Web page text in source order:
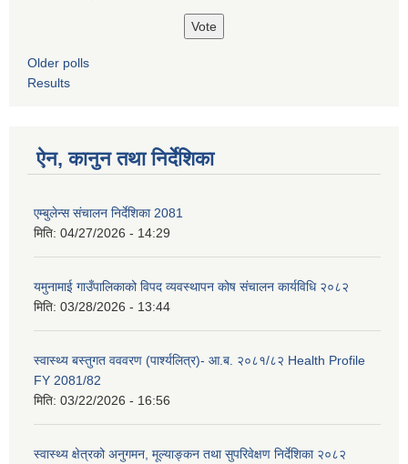
Older polls
Results
ऐन, कानुन तथा निर्देशिका
एम्बुलेन्स संचालन निर्देशिका 2081
मिति: 04/27/2026 - 14:29
यमुनामाई गाउँपालिकाको विपद व्यवस्थापन कोष संचालन कार्यविधि २०८२
मिति: 03/28/2026 - 13:44
स्वास्थ्य बस्तुगत वववरण (पार्श्यलित्र)- आ.ब. २०८१/८२ Health Profile
FY 2081/82
मिति: 03/22/2026 - 16:56
स्वास्थ्य क्षेत्रको अनुगमन, मूल्याङ्कन तथा सुपरिवेक्षण निर्देशिका २०८२